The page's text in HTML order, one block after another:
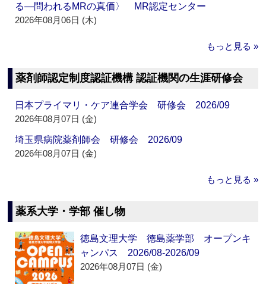
る―問われるMRの真価〉 MR認定センター
2026年08月06日 (木)
もっと見る »
薬剤師認定制度認証機構 認証機関の生涯研修会
日本プライマリ・ケア連合学会 研修会 2026/09
2026年08月07日 (金)
埼玉県病院薬剤師会 研修会 2026/09
2026年08月07日 (金)
もっと見る »
薬系大学・学部 催し物
徳島文理大学 徳島薬学部 オープンキ
ャンパス 2026/08-2026/09
2026年08月07日 (金)